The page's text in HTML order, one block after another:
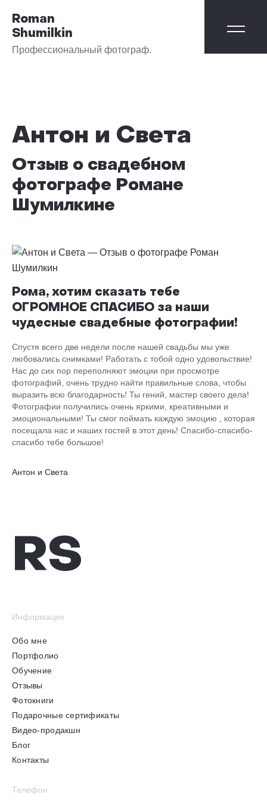
Roman
Shumilkin
Профессиональный фотограф.
Антон и Света
Отзыв о свадебном
фотографе Романе
Шумилкине
Рома, хотим сказать тебе
ОГРОМНОЕ СПАСИБО за наши
чудесные свадебные фотографии!
Спустя всего две недели после нашей свадьбы мы уже
любовались снимками! Работать с тобой одно удовольствие!
Нас до сих пор переполняют эмоции при просмотре
фотографий, очень трудно найти правильные слова, чтобы
выразить всю благодарность! Ты гений, мастер своего дела!
Фотографии получились очень яркими, креативными и
эмоциональными! Ты смог поймать каждую эмоцию , которая
посещала нас и наших гостей в этот день! Спасибо-спасибо-
спасибо тебе большое!
Антон и Света
RS
Информация
Обо мне
Портфолио
Обучение
Отзывы
Фотокниги
Подарочные сертификаты
Видео-продакшн
Блог
Контакты
Телефон